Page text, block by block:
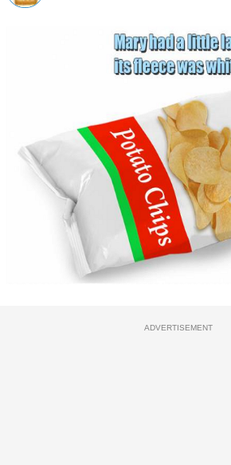
ADVERTISEMENT